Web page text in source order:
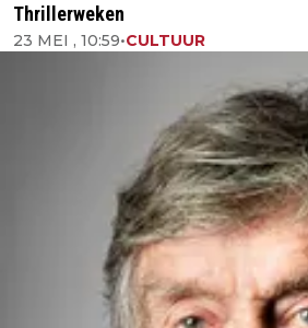
Thrillerweken
23 MEI , 10:59•CULTUUR